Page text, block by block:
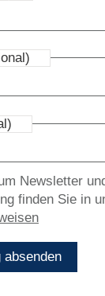
Newsletter
finden Sie in
absenden